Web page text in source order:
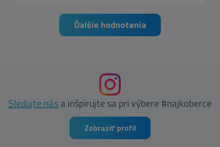
Ďalšie hodnotenia
Sledujte nása inšpirujte sa pri výbere #najkoberce
Zobraziť profil